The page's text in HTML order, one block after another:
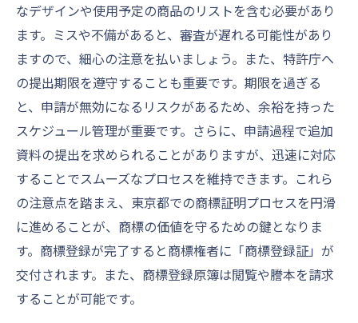
なデザインや使用予定の商品のリストを含む必要があり
ます。ミスや不備があると、審査が遅れる可能性があり
ますので、細心の注意を払いましょう。また、特許庁へ
の提出期限を遵守することも重要です。期限を過ぎる
と、申請が無効になるリスクがあるため、余裕を持った
スケジュール管理が重要です。さらに、申請過程で追加
資料の提出を求められることがありますが、迅速に対応
することでスムーズなプロセスを維持できます。これら
の注意点を踏まえ、東京都での商標証明プロセスを円滑
に進めることが、商標の価値を守るための鍵となりま
す。商標登録が完了すると商標権者に「商標登録証」が
交付されます。また、商標登録原簿は閲覧や謄本を請求
することが可能です。